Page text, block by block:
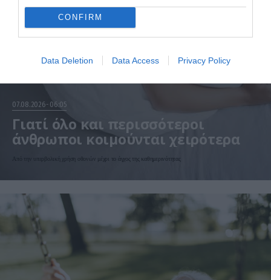
CONFIRM
Data Deletion Data Access Privacy Policy
07.08.2026 06:05
Γιατί όλο και περισσότεροι
άνθρωποι κοιμούνται χειρότερα
Από την υπερβολική χρήση οθονών μέχρι το άγχος της καθημερινότητας